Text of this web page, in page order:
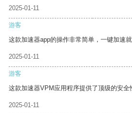
2025-01-11
游客
这款加速器app的操作非常简单，一键加速就
2025-01-11
游客
这款加速器VPM应用程序提供了顶级的安全
2025-01-11